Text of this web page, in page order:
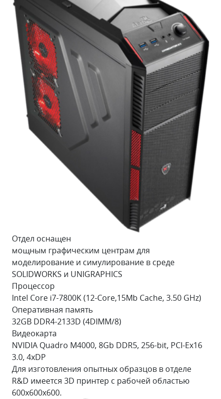
Отдел оснащен
мощным графическим центрам для
моделирование и симулирование в среде
SOLIDWORKS и UNIGRAPHICS
Процессор
Intel Core i7-7800K (12-Core,15Mb Cache, 3.50 GHz)
Оперативная память
32GB DDR4-2133D (4DIMM/8)
Видеокарта
NVIDIA Quadro M4000, 8Gb DDR5, 256-bit, PCI-Ex16
3.0, 4xDP
Для изготовления опытных образцов в отделе
R&D имеется 3D принтер с рабочей областью
600х600х600.